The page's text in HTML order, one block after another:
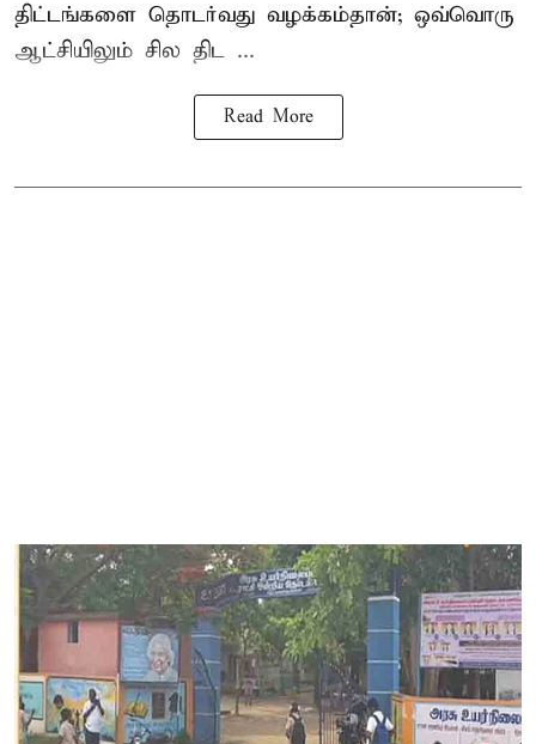
திட்டங்களை தொடர்வது வழக்கம்தான்; ஒவ்வொரு
ஆட்சியிலும் சில திட ...
Read More